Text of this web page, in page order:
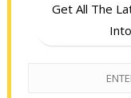
Get All The